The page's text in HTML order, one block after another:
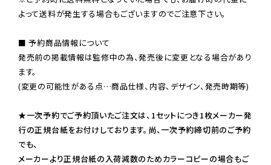
よって送料が発生する場合もございますのでご注意下さい。
■ 予約商品情報について
発売前の掲載情報は監修中の為、発売後に変更となる場合があり
ます。
(変更の可能性がある点…商品仕様、内容、デザイン、発売時期等)
★一次予約でご予約頂いたご注文は、1セットにつき1枚メーカー発
行の正規台紙をお付けしております。尚、一次予約締切前のご予約
でも、
メーカーより正規台紙の入荷減数のためカラーコピーの場合もご